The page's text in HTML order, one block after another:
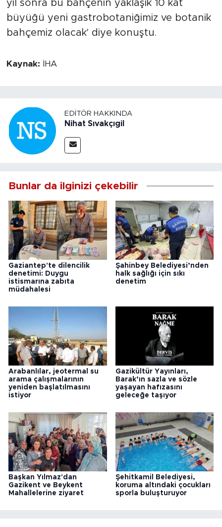
yıl sonra bu bahçenin yaklaşık 10 kat
büyüğü yeni gastrobotaniğimiz ve botanik
bahçemiz olacak' diye konuştu.
Kaynak: İHA
EDITÖR HAKKINDA
Nihat Sıvakçıgil
Bunlar da ilginizi çekebilir
Gaziantep'te dilencilik
denetimi: Duygu
istismarına zabıta
müdahalesi
Şahinbey Belediyesi’nden
halk sağlığı için sıkı
denetim
Arabanlılar, jeotermal su
arama çalışmalarının
yeniden başlatılmasını
istiyor
Gazikültür Yayınları,
Barak’ın sazla ve sözle
yaşayan hafızasını
geleceğe taşıyor
Başkan Yılmaz'dan
Gazikent ve Beykent
Mahallelerine ziyaret
Şehitkamil Belediyesi,
koruma altındaki çocukları
sporla buluşturuyor